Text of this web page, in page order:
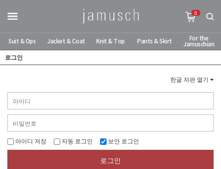
0
Suit & Ops Jacket & Coat Knit & Top Pants & Skirt
For the
Jamuschian
로그인
한글 자판 열기
아이디 저장 자동 로그인 보안 로그인
로그인